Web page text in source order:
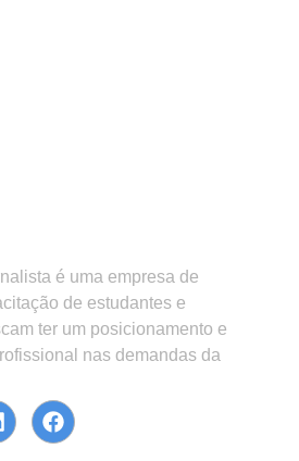
é uma empresa de
de estudantes e
ter um posicionamento e
nas demandas da